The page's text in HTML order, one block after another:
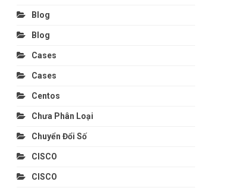
Blog
Blog
Cases
Cases
Centos
Chưa Phân Loại
Chuyển Đổi Số
CISCO
CISCO